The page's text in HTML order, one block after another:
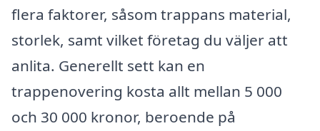
flera faktorer, såsom trappans material,
storlek, samt vilket företag du väljer att
anlita. Generellt sett kan en
trappenovering kosta allt mellan 5 000
och 30 000 kronor, beroende på